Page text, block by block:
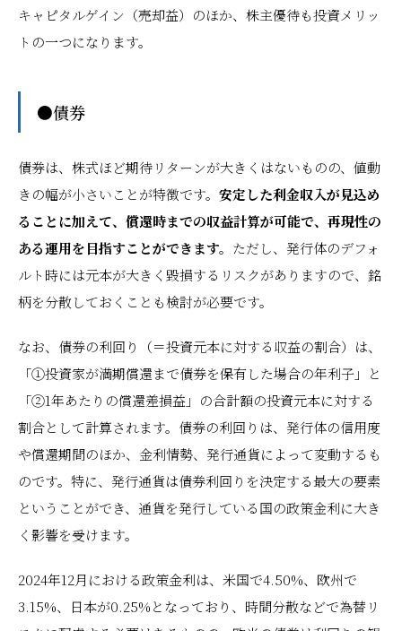
キャピタルゲイン（売却益）のほか、株主優待も投資メリッ
トの一つになります。
●債券
債券は、株式ほど期待リターンが大きくはないものの、値動
きの幅が小さいことが特徴です。 安定した利金収入が見込め
ることに加えて、償還時までの収益計算が可能で、再現性の
ある運用を目指すことができます。 ただし、発行体のデフォ
ルト時には元本が大きく毀損するリスクがありますので、銘
柄を分散しておくことも検討が必要です。
なお、債券の利回り（＝投資元本に対する収益の割合）は、
「①投資家が満期償還まで債券を保有した場合の年利子」と
「②1年あたりの償還差損益」の合計額の投資元本に対する
割合として計算されます。債券の利回りは、発行体の信用度
や償還期間のほか、金利情勢、発行通貨によって変動するも
のです。特に、発行通貨は債券利回りを決定する最大の要素
ということができ、通貨を発行している国の政策金利に大き
く影響を受けます。
2024年12月における政策金利は、米国で4.50%、欧州で
3.15%、日本が0.25%となっており、時間分散などで為替リ